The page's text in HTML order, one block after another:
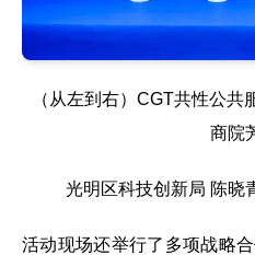
（从左到右）CGT共性公
商院
光明区科技创新局 陈晓
活动现场还举行了多项战略